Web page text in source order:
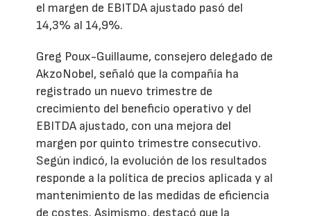
el margen de EBITDA ajustado pasó del
14,3% al 14,9%.
Greg Poux-Guillaume, consejero delegado de
AkzoNobel, señaló que la compañía ha
registrado un nuevo trimestre de
crecimiento del beneficio operativo y del
EBITDA ajustado, con una mejora del
margen por quinto trimestre consecutivo.
Según indicó, la evolución de los resultados
responde a la política de precios aplicada y al
mantenimiento de las medidas de eficiencia